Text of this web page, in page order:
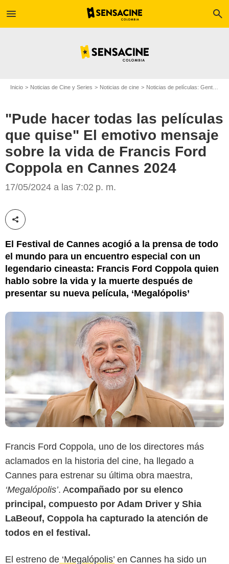
menu search
Inicio Noticias de Cine y Series Noticias de cine Noticias de películas: Gente
"Pude hacer todas las películas
que quise" El emotivo mensaje
sobre la vida de Francis Ford
Coppola en Cannes 2024
17/05/2024 a las 7:02 p. m.
Compartir esta noticia
El Festival de Cannes acogió a la prensa de todo
el mundo para un encuentro especial con un
legendario cineasta: Francis Ford Coppola quien
hablo sobre la vida y la muerte después de
presentar su nueva película, ‘Megalópolis’
Francis Ford Coppola, uno de los directores más
aclamados en la historia del cine, ha llegado a
Cannes para estrenar su última obra maestra,
‘Megalópolis’. Acompañado por su elenco
principal, compuesto por Adam Driver y Shia
LaBeouf, Coppola ha capturado la atención de
todos en el festival.
El estreno de ‘Megalópolis’ en Cannes ha sido un